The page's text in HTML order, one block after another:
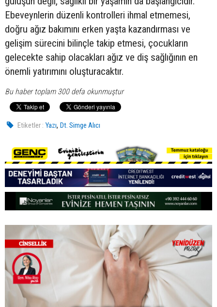
Ebeveynlerin düzenli kontrolleri ihmal etmemesi,
doğru ağız bakımını erken yaşta kazandırması ve
gelişim sürecini bilinçle takip etmesi, çocukların
gelecekte sahip olacakları ağız ve diş sağlığının en
önemli yatırımını oluşturacaktır.
Bu haber toplam 300 defa okunmuştur
Etiketler : Yazı,Dt. Simge Alıcı